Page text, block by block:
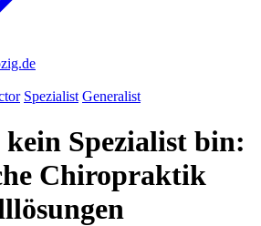
Spezialist Generalist
Spezialist bin:
Chiropraktik